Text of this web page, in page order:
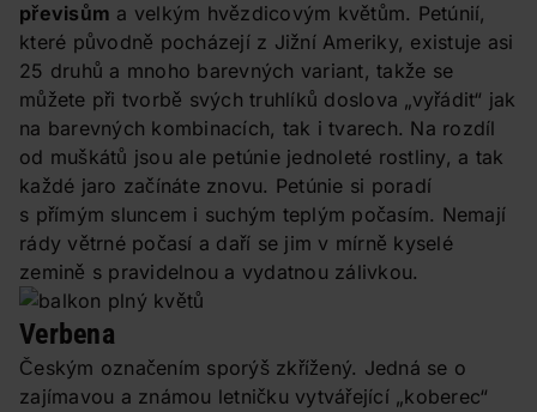
převisům a velkým hvězdicovým květům. Petúnií,
které původně pocházejí z Jižní Ameriky, existuje asi
25 druhů a mnoho barevných variant, takže se
můžete při tvorbě svých truhlíků doslova „vyřádit“ jak
na barevných kombinacích, tak i tvarech. Na rozdíl
od muškátů jsou ale petúnie jednoleté rostliny, a tak
každé jaro začínáte znovu. Petúnie si poradí
s přímým sluncem i suchým teplým počasím. Nemají
rády větrné počasí a daří se jim v mírně kyselé
zemině s pravidelnou a vydatnou zálivkou.
Verbena
Českým označením sporýš zkřížený. Jedná se o
zajímavou a známou letničku vytvářející „koberec“